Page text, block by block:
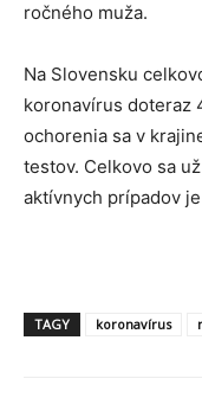
ročného muža.
Na Slovensku
koronavírus doteraz
ochorenia sa v
testov. Celkovo sa
aktívnych prípadov
TAGY koronavírus